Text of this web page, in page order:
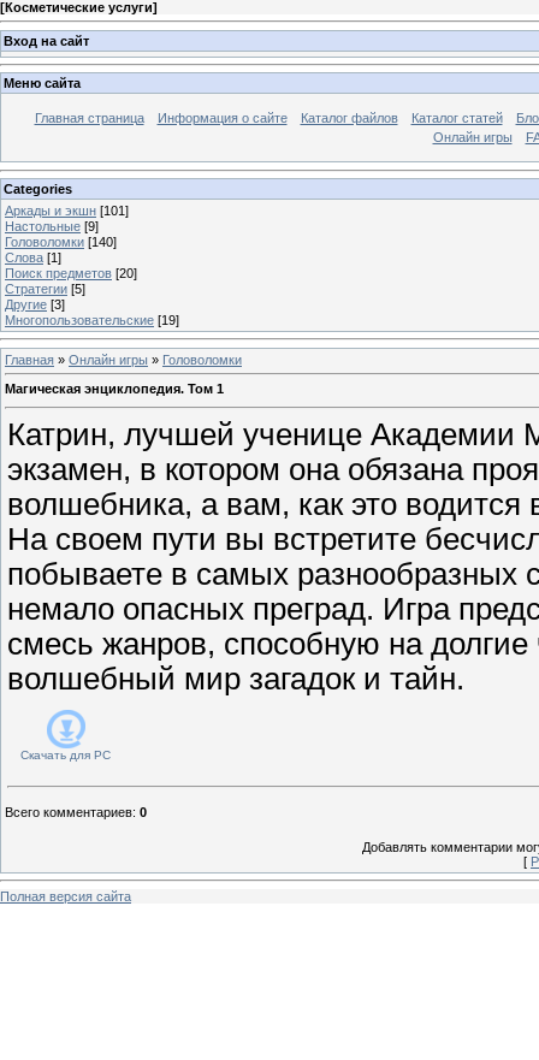
[Косметические услуги]
Вход на сайт
Меню сайта
Главная страница Информация о сайте Каталог файлов Каталог статей
Онлайн игры
Categories
Аркады и экшн [101]
Настольные [9]
Головоломки [140]
Слова [1]
Поиск предметов [20]
Стратегии [5]
Другие [3]
Многопользовательские [19]
Главная » Онлайн игры » Головоломки
Магическая энциклопедия. Том 1
Катрин, лучшей ученице Академии
экзамен, в котором она обязана
волшебника, а вам, как это водится
На своем пути вы встретите
побываете в самых разнообразных
немало опасных преград. Игра
смесь жанров, способную на долгие
волшебный мир загадок и тайн.
Скачать для PC
Всего комментариев: 0
Добавлять комментарии
[
Полная версия сайта